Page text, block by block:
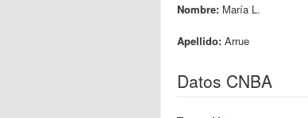
Nombre: María L.
Apellido: Arrue
Datos CNBA